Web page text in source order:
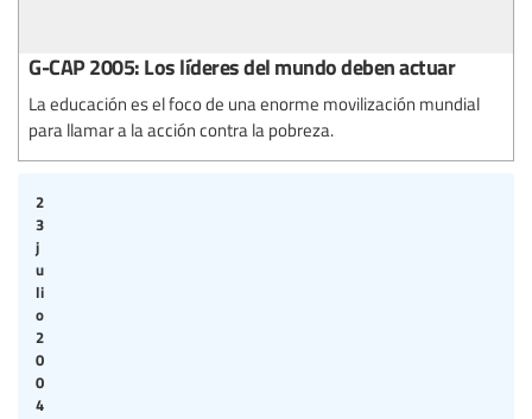
G-CAP 2005: Los líderes del mundo deben actuar
La educación es el foco de una enorme movilización mundial
para llamar a la acción contra la pobreza.
2
3
j
u
li
o
2
0
0
4